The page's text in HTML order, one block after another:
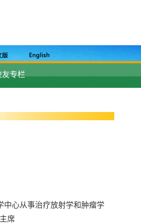
友专栏
中心从事治疗放射学和肿瘤学
席